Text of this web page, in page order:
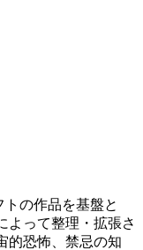
の作品を基盤と
よって整理・拡張さ
的恐怖、禁忌の知